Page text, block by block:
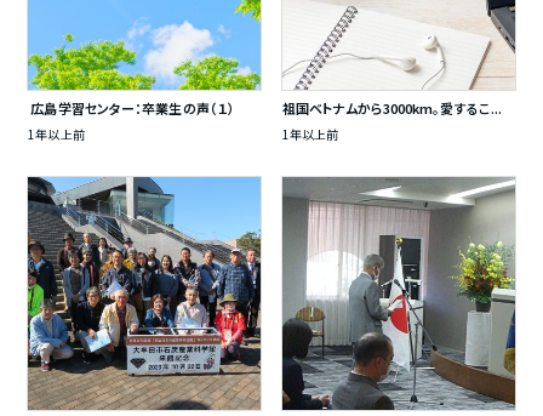
広島学習センター：卒業生の声（１）
1年以上前
祖国ベトナムから3000km。愛するこ...
1年以上前